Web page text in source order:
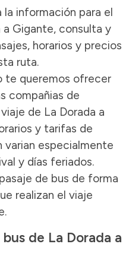
información para el
a Gigante, consulta y
horarios y precios
ruta.
te queremos ofrecer
compañias de
de La Dorada a
y tarifas de
varian especialmente
y días feriados.
de bus de forma
realizan el viaje
de La Dorada a